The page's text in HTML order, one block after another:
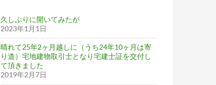
久しぶりに開いてみたが
2023年1月1日
晴れて25年2ヶ月越しに（うち24年10ヶ月は寄
り道）宅地建物取引士となり宅建士証を交付し
て頂きました
2019年2月7日